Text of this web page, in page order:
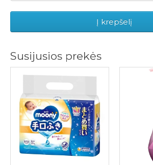
Į krepšelį
Susijusios prekės